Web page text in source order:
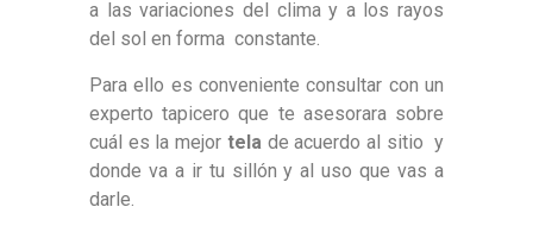
a las variaciones del clima y a los rayos
del sol en forma constante.
Para ello es conveniente consultar con un
experto tapicero que te asesorara sobre
cuál es la mejor tela de acuerdo al sitio y
donde va a ir tu sillón y al uso que vas a
darle.